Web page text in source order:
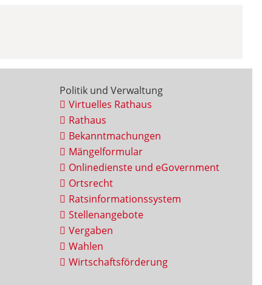
Politik und Verwaltung
Virtuelles Rathaus
Rathaus
Bekanntmachungen
Mängelformular
Onlinedienste und eGovernment
Ortsrecht
Ratsinformationssystem
Stellenangebote
Vergaben
Wahlen
Wirtschaftsförderung